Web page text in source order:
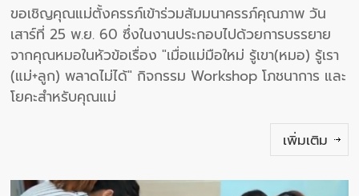
ขอเชิญคุณแม่ตั้งครรภ์เข้าร่วมสัมมนาครรภ์คุณภาพ วัน
เสาร์ที่ 25 พ.ย. 60 ซึ่งในงานประกอบไปด้วยการบรรยาย
จากคุณหมอในหัวข้อเรื่อง "เมื่อแม่มือใหม่ รู้เขา(หมอ) รู้เรา
(แม่+ลูก) พลาดไม่ได้" กิจกรรม Workshop โภชนาการ และ
โยคะสำหรับคุณแม่
เพิ่มเติม